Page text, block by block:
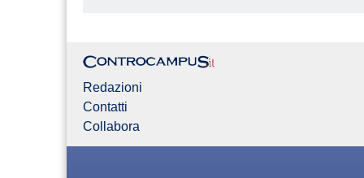
Redazioni
Contatti
Collabora